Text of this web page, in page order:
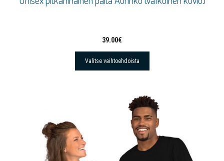
39.00€
Valitse vaihtoehdoista